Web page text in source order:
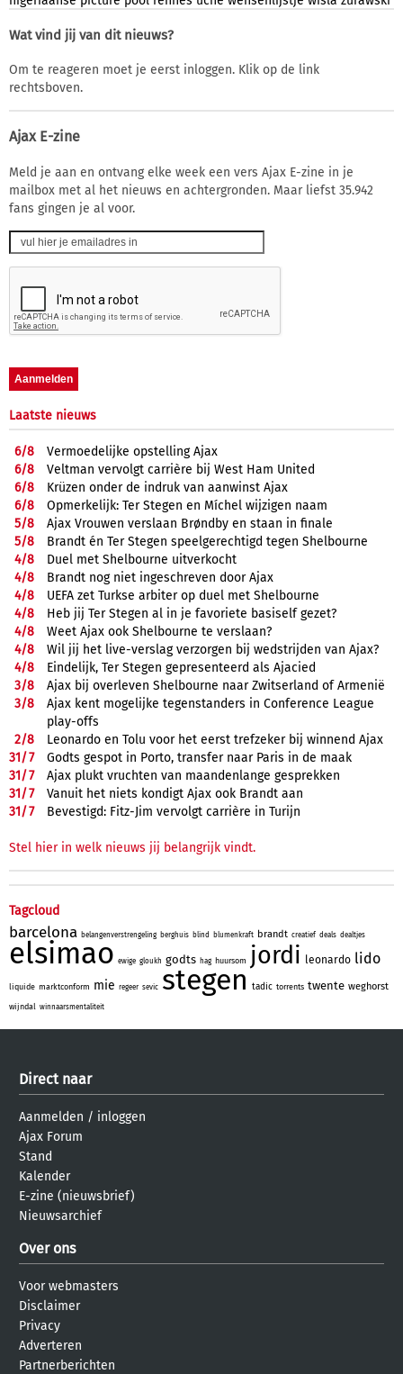
Wat vind jij van dit nieuws?
Om te reageren moet je eerst inloggen. Klik op de link
rechtsboven.
Ajax E-zine
Meld je aan en ontvang elke week een vers Ajax E-zine in je
mailbox met al het nieuws en achtergronden. Maar liefst 35.942
fans gingen je al voor.
Laatste nieuws
6/8
Vermoedelijke opstelling Ajax
6/8
Veltman vervolgt carrière bij West Ham United
6/8
Krüzen onder de indruk van aanwinst Ajax
6/8
Opmerkelijk: Ter Stegen en Míchel wijzigen naam
5/8
Ajax Vrouwen verslaan Brøndby en staan in finale
5/8
Brandt én Ter Stegen speelgerechtigd tegen Shelbourne
4/8
Duel met Shelbourne uitverkocht
4/8
Brandt nog niet ingeschreven door Ajax
4/8
UEFA zet Turkse arbiter op duel met Shelbourne
4/8
Heb jij Ter Stegen al in je favoriete basiself gezet?
4/8
Weet Ajax ook Shelbourne te verslaan?
4/8
Wil jij het live-verslag verzorgen bij wedstrijden van Ajax?
4/8
Eindelijk, Ter Stegen gepresenteerd als Ajacied
3/8
Ajax bij overleven Shelbourne naar Zwitserland of Armenië
3/8
Ajax kent mogelijke tegenstanders in Conference League
play-offs
2/8
Leonardo en Tolu voor het eerst trefzeker bij winnend Ajax
31/7
Godts gespot in Porto, transfer naar Paris in de maak
31/7
Ajax plukt vruchten van maandenlange gesprekken
31/7
Vanuit het niets kondigt Ajax ook Brandt aan
31/7 Bevestigd: Fitz-Jim vervolgt carrière in Turijn
Stel hier in welk nieuws jij belangrijk vindt.
Tagcloud
barcelona belangenverstrengeling berghuis blind blumenkraft brandt creatief deals dealtjes
elsimao ewige gloukh godts hag huursom jordi leonardo lido
liquide marktconform mie regeer sevic stegen tadic torrents twente weghorst
wijndal winnaarsmentaliteit
Direct naar
Aanmelden / inloggen
Ajax Forum
Stand
Kalender
E-zine (nieuwsbrief)
Nieuwsarchief
Over ons
Voor webmasters
Disclaimer
Privacy
Adverteren
Partnerberichten